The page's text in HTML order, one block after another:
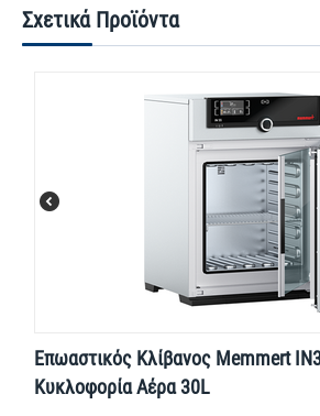
Σχετικά Προϊόντα
Επωαστικός Κλίβανος Memmert
Κυκλοφορία Αέρα 30L